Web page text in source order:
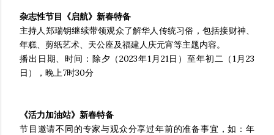
杂志性节目《启航》新春特备
主持人郑瑞钥继续带领观众了解华人传统习俗，包括接财神、
年糕、剪纸艺术、天公座及福建人庆元宵等主题内容。
播出日期、时间：除夕（2023年1月21日）至年初二（1月23
日），晚上7时30分
《活力加油站》新春特备
节目邀请不同的专家与观众分享过年前的准备事宜，如：年